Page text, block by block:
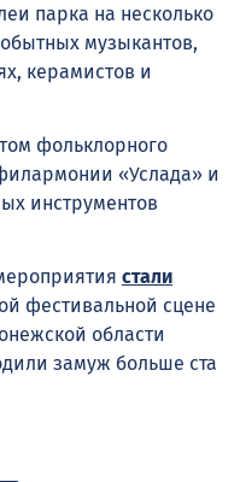
парка на несколько
музыкантов,
керамистов и
фольклорного
«Услада» и
инструментов
стали
фестивальной сцене
области
замуж больше ста